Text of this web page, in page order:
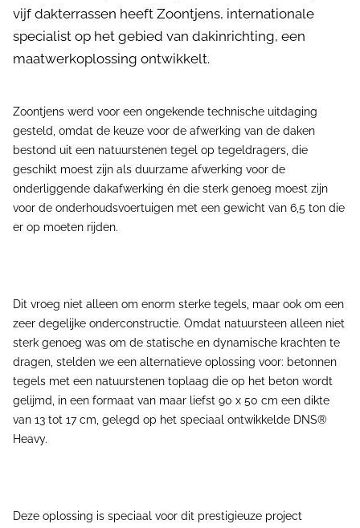
vijf dakterrassen heeft Zoontjens, internationale
specialist op het gebied van dakinrichting, een
maatwerkoplossing ontwikkelt.
Zoontjens werd voor een ongekende technische uitdaging
gesteld, omdat de keuze voor de afwerking van de daken
bestond uit een natuurstenen tegel op tegeldragers, die
geschikt moest zijn als duurzame afwerking voor de
onderliggende dakafwerking én die sterk genoeg moest zijn
voor de onderhoudsvoertuigen met een gewicht van 6,5 ton die
er op moeten rijden.
Dit vroeg niet alleen om enorm sterke tegels, maar ook om een
zeer degelijke onderconstructie. Omdat natuursteen alleen niet
sterk genoeg was om de statische en dynamische krachten te
dragen, stelden we een alternatieve oplossing voor: betonnen
tegels met een natuurstenen toplaag die op het beton wordt
gelijmd, in een formaat van maar liefst 90 x 50 cm een dikte
van 13 tot 17 cm, gelegd op het speciaal ontwikkelde DNS®
Heavy.
Deze oplossing is speciaal voor dit prestigieuze project